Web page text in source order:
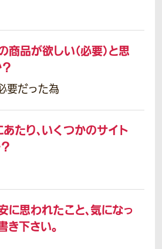
商品が欲しい（必要）と思
要だった為
たり、いくつかのサイト
に思われたこと、気になっ
下さい。